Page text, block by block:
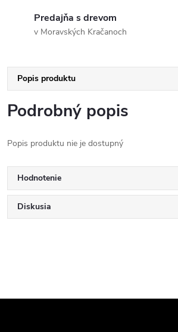
Predajňa s drevom
v Moravských Kračanoch
Popis produktu
Podrobný popis
Popis produktu nie je dostupný
Hodnotenie
Diskusia